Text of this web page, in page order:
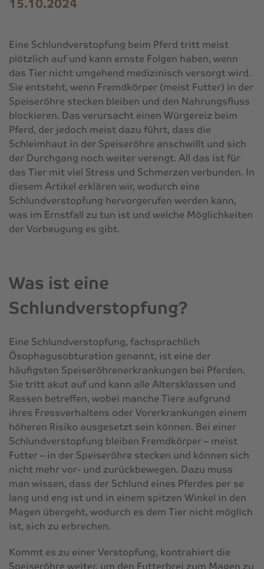
15.10.2024
Eine Schlundverstopfung beim Pferd tritt meist
plötzlich auf und kann ernste Folgen haben, wenn
das Tier nicht umgehend medizinisch versorgt wird.
Sie entsteht, wenn Fremdkörper (meist Futter) in der
Speiseröhre stecken bleiben und den Nahrungsfluss
blockieren. Das verursacht einen Würgereiz beim
Pferd, der jedoch meist dazu führt, dass die
Schleimhaut in der Speiseröhre anschwillt und sich
der Durchgang noch weiter verengt. All das ist für
das Tier mit viel Stress und Schmerzen verbunden. In
diesem Artikel erklären wir, wodurch eine
Schlundverstopfung hervorgerufen werden kann,
was im Ernstfall zu tun ist und welche Möglichkeiten
der Vorbeugung es gibt.
Was ist eine
Schlundverstopfung?
Eine Schlundverstopfung, fachsprachlich
Ösophagusobturation genannt, ist eine der
häufigsten Speiseröhrenerkrankungen bei Pferden.
Sie tritt akut auf und kann alle Altersklassen und
Rassen betreffen, wobei manche Tiere aufgrund
ihres Fressverhaltens oder Vorerkrankungen einem
höheren Risiko ausgesetzt sein können. Bei einer
Schlundverstopfung bleiben Fremdkörper – meist
Futter – in der Speiseröhre stecken und können sich
nicht mehr vor- und zurückbewegen. Dazu muss
man wissen, dass der Schlund eines Pferdes per se
lang und eng ist und in einem spitzen Winkel in den
Magen übergeht, wodurch es dem Tier nicht möglich
ist, sich zu erbrechen.
Kommt es zu einer Verstopfung, kontrahiert die
Speiseröhre weiter, um den Futterbrei zum Magen zu